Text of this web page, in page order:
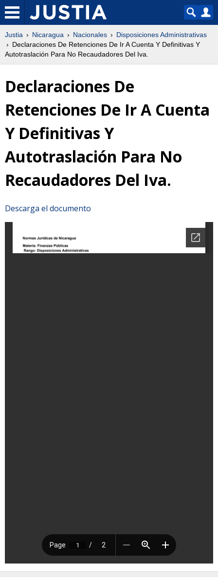
Justia Nicaragua Nacionales
Disposiciones Administrativas
Declaraciones De Retenciones De Ir A Cuenta Y Definitivas Y
Autotraslación Para No Recaudadores Del Iva.
Declaraciones De
Retenciones De Ir A Cuenta
Y Definitivas Y
Autotraslación Para No
Recaudadores Del Iva.
Descarga el documento